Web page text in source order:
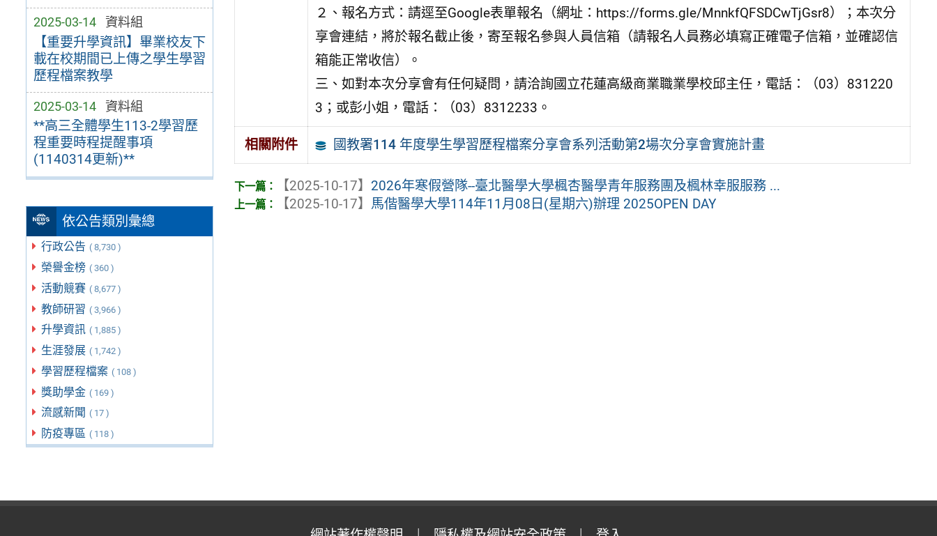
2025-03-14 資料組
【重要升學資訊】畢業校友下
載在校期間已上傳之學生學習
歷程檔案教學
2025-03-14 資料組
**高三全體學生113-2學習歷
程重要時程提醒事項
(1140314更新)**
依公告類別彙總
行政公告 ( 8,730 )
榮譽金榜 ( 360 )
活動競賽 ( 8,677 )
教師研習 ( 3,966 )
升學資訊 ( 1,885 )
生涯發展 ( 1,742 )
學習歷程檔案 ( 108 )
獎助學金 ( 169 )
流感新聞 ( 17 )
防疫專區 ( 118 )
２、報名方式：請逕至Google表單報名（網址：https://forms.gle/MnnkfQFSDCwTjGsr8）；本次分
享會連結，將於報名截止後，寄至報名參與人員信箱（請報名人員務必填寫正確電子信箱，並確認信
箱能正常收信）。
三、如對本次分享會有任何疑問，請洽詢國立花蓮高級商業職業學校邱主任，電話：（03）831220
3；或彭小姐，電話：（03）8312233。
相關附件 國教署114 年度學生學習歷程檔案分享會系列活動第2場次分享會實施計畫
【2025-10-17】 2026年寒假營隊--臺北醫學大學楓杏醫學青年服務團及楓林幸服服務 ...
【2025-10-17】 馬偕醫學大學114年11月08日(星期六)辦理 2025OPEN DAY